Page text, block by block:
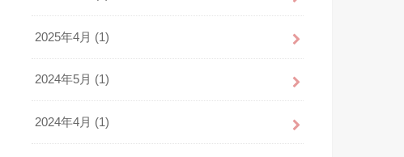
2025年4月 (1)
2024年5月 (1)
2024年4月 (1)